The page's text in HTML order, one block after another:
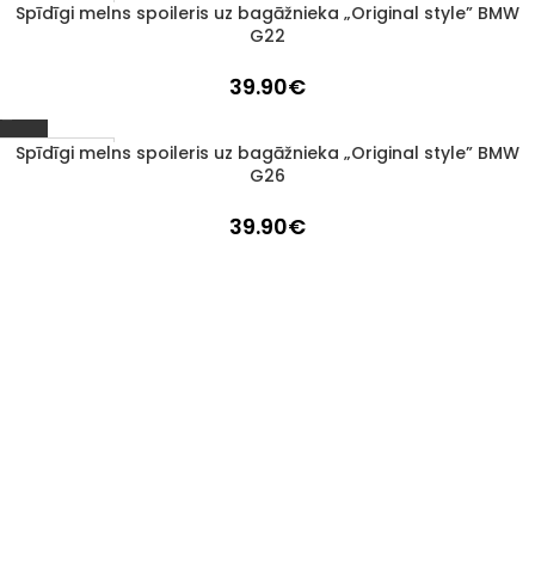
1–3 d. d.
Spīdīgi melns spoileris uz bagāžnieka „Original style” BMW
G22
39.90€
1–3 d. d.
Spīdīgi melns spoileris uz bagāžnieka „Original style” BMW
G26
39.90€